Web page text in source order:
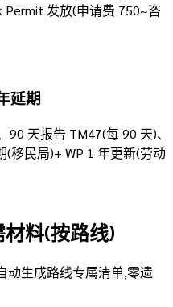
Permit 发放(申请费 750~咨
延期
天报告 TM47(每 90 天)、
(移民局)+ WP 1 年更新(劳动
料(按路线)
动生成路线专属清单,零遗